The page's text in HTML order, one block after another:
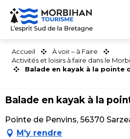
Aller
contenu
Accueil
À voir – à Faire
Activités et loisirs à faire dans le
Balade en kayak à la pointe
Balade en kayak à la
Pointe de Penvins, 56370
M'y rendre